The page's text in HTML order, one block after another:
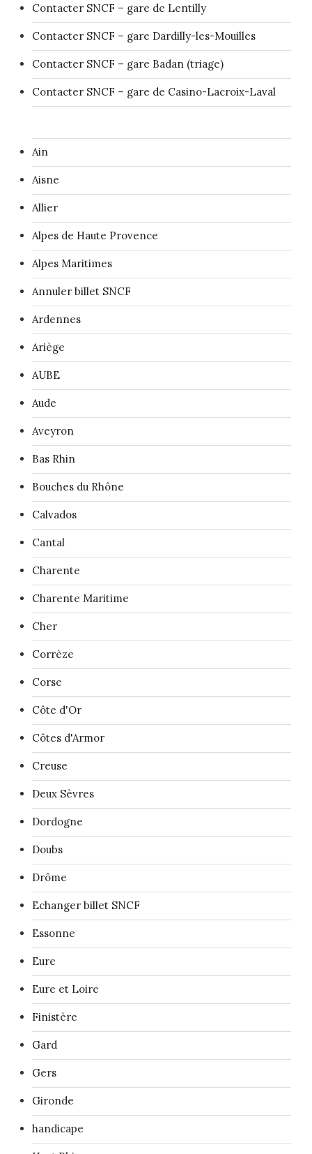
Contacter SNCF – gare de Lentilly
Contacter SNCF – gare Dardilly-les-Mouilles
Contacter SNCF – gare Badan (triage)
Contacter SNCF – gare de Casino-Lacroix-Laval
Ain
Aisne
Allier
Alpes de Haute Provence
Alpes Maritimes
Annuler billet SNCF
Ardennes
Ariège
AUBE
Aude
Aveyron
Bas Rhin
Bouches du Rhône
Calvados
Cantal
Charente
Charente Maritime
Cher
Corrèze
Corse
Côte d'Or
Côtes d'Armor
Creuse
Deux Sèvres
Dordogne
Doubs
Drôme
Echanger billet SNCF
Essonne
Eure
Eure et Loire
Finistère
Gard
Gers
Gironde
handicape